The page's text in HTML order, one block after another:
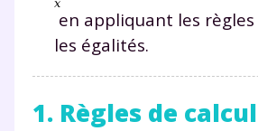
en appliquant les
les égalités.
1. Règles de